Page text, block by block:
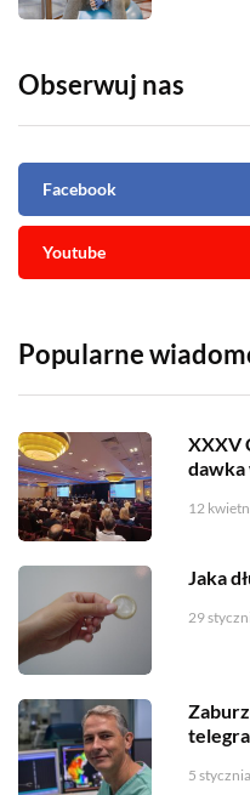
Obserwuj nas
Facebook
Youtube
Popularne
XXXV
12
Jaka
29
5